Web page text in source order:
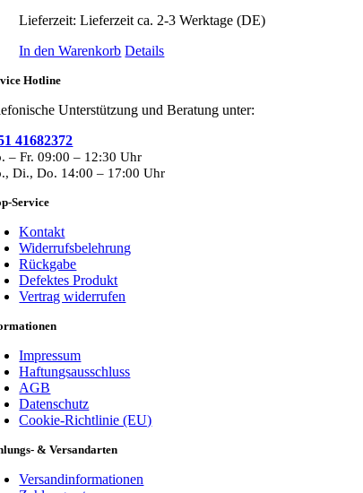
Produktseite
werden
Lieferzeit:Lieferzeit ca. 2-3 Werktage (DE)
In den Warenkorb Details
Hotline
Unterstützung und Beratung unter:
41682372
– Fr. 09:00 – 12:30 Uhr
Di., Do. 14:00 – 17:00 Uhr
Service
Kontakt
Widerrufsbelehrung
Rückgabe
Defektes Produkt
Vertrag widerrufen
Impressum
Haftungsausschluss
AGB
Datenschutz
Cookie-Richtlinie (EU)
& Versandarten
Versandinformationen